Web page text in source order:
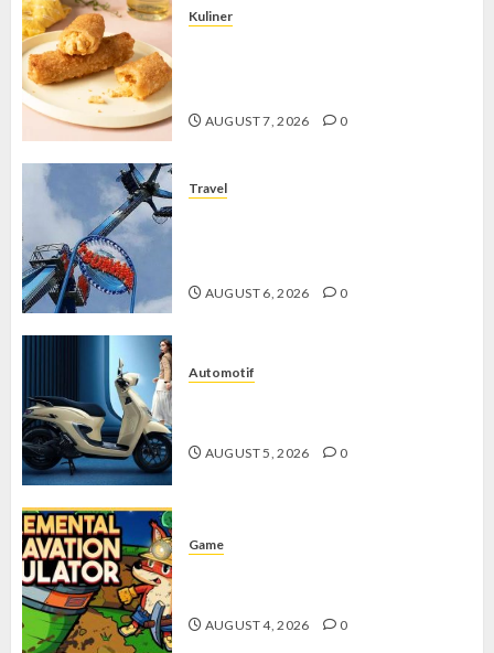
Kuliner
AUGUST 7, 2026 0
Travel
AUGUST 6, 2026 0
Automotif
AUGUST 5, 2026 0
Game
AUGUST 4, 2026 0